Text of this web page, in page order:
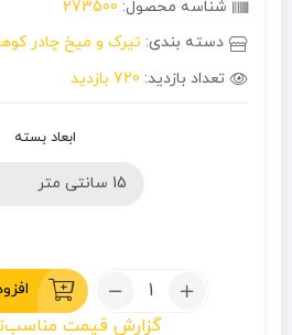
شناسه محصول: 273500
دسته بندی: تیرک و میخ چادر
تعداد بازدید: 720 بازدید
ابعاد بسته
تعداد:
گزارش قیمت